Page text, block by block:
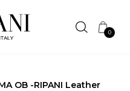
0
OB -RIPANI Leather